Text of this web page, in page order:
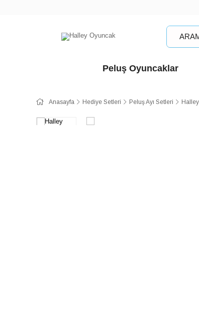
Peluş Oyuncaklar
Anasayfa Hediye Setleri Peluş Ayı Setleri